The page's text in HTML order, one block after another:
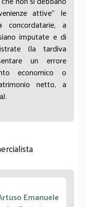
attive” le
concordatarie, a
imputate e di
(la tardiva
un errore
economico o
netto, a
Emanuele